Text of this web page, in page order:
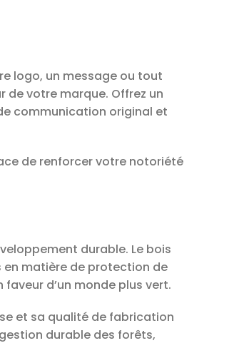
logo, un message ou tout
votre marque. Offrez un
communication original et
de renforcer votre notoriété
durable. Le bois
en matière de protection de
d’un monde plus vert.
et sa qualité de fabrication
durable des forêts,